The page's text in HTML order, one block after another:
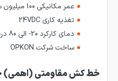
عمر مکانیکی 100 میلیون سیکل
تغذیه کاری 24VDC
دمای کارکرد 20- الی 80 درجه سانتی گراد
ساخت شرکت OPKON
خط کش مقاومتی